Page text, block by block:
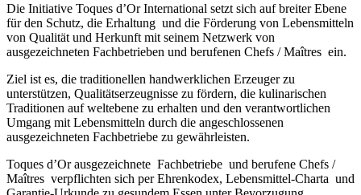
Die Initiative Toques d’Or International setzt sich auf breiter Ebene
für den Schutz, die Erhaltung und die Förderung von Lebensmitteln
von Qualität und Herkunft mit seinem Netzwerk von
ausgezeichneten Fachbetrieben und berufenen Chefs / Maîtres ein.
Ziel ist es, die traditionellen handwerklichen Erzeuger zu
unterstützen, Qualitätserzeugnisse zu fördern, die kulinarischen
Traditionen auf weltebene zu erhalten und den verantwortlichen
Umgang mit Lebensmitteln durch die angeschlossenen
ausgezeichneten Fachbetriebe zu gewährleisten.
Toques d’Or ausgezeichnete Fachbetriebe und berufene Chefs /
Maîtres verpflichten sich per Ehrenkodex, Lebensmittel-Charta und